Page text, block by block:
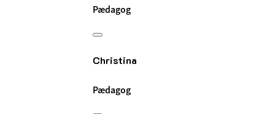
Pædagog
Christina
Pædagog